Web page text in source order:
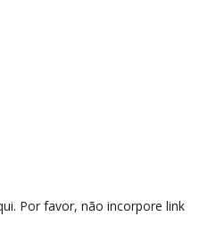
Por favor, não incorpore link